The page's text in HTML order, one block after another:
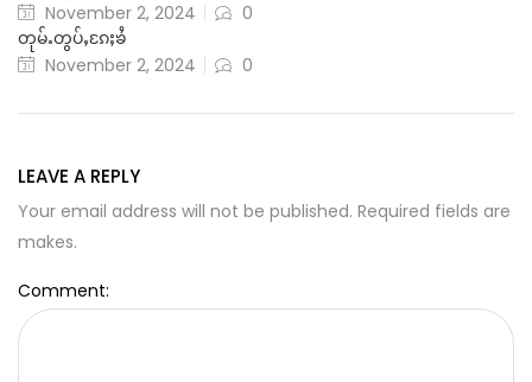
November 2, 2024
0
တုမ်ႉတွပ်ႇၵႄႈၶႆ
November 2, 2024
0
LEAVE A REPLY
Your email address will not be published. Required fields are
makes.
Comment: